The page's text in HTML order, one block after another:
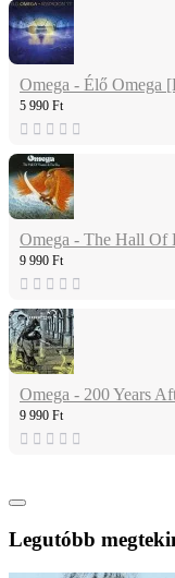
Omega - Élő Omega
5 990 Ft
Omega - The Hall Of
9 990 Ft
Omega - 200 Years
9 990 Ft
Legutóbb